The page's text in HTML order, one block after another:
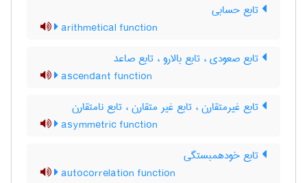
تابع حسابی
arithmetical function
تابع صعودی ، تابع بالارو ، تابع صاعد
ascendant function
تابع غیرمتقارن ، تابع غیر متقارن ، تابع نامتقارن
asymmetric function
تابع خودهمبستگی
autocorrelation function